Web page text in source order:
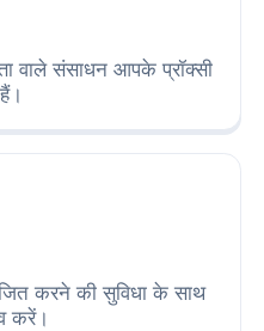
वाले संसाधन आपके प्रॉक्सी
करने की सुविधा के साथ
करें।